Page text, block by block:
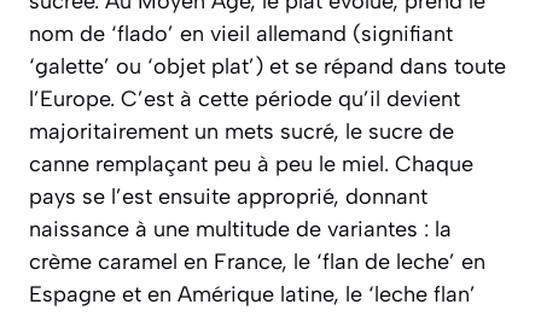
nom de ‘flado’ en vieil allemand (signifiant
‘galette’ ou ‘objet plat’) et se répand dans toute
l’Europe. C’est à cette période qu’il devient
majoritairement un mets sucré, le sucre de
canne remplaçant peu à peu le miel. Chaque
pays se l’est ensuite approprié, donnant
naissance à une multitude de variantes : la
crème caramel en France, le ‘flan de leche’ en
Espagne et en Amérique latine, le ‘leche flan’